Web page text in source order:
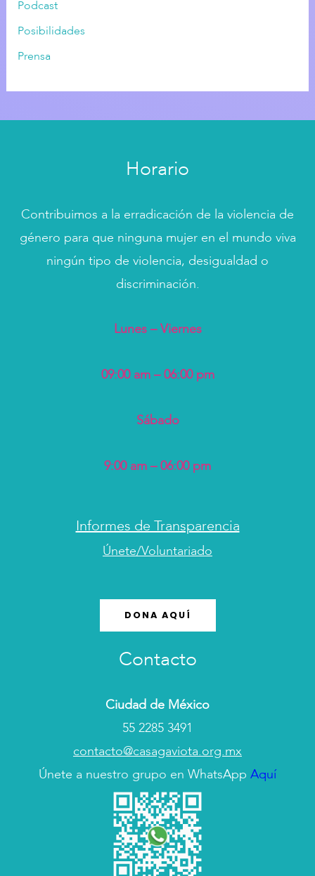
Podcast
Posibilidades
Prensa
Horario
Contribuimos a la erradicación de la violencia de
género para que ninguna mujer en el mundo viva
ningún tipo de violencia, desigualdad o
discriminación.
Lunes – Viernes
09:00 am – 06:00 pm
Sábado
9:00 am – 06:00 pm
Informes de Transparencia
Únete/Voluntariado
DONA AQUÍ
Contacto
Ciudad de México
55 2285 3491
contacto@casagaviota.org.mx
Únete a nuestro grupo en WhatsApp Aquí